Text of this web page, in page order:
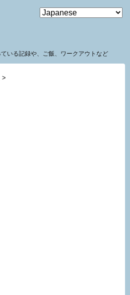
MENU
いる記録や、ご飯、ワークアウトなど
>